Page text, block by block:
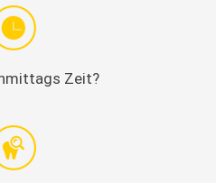
Zeit?